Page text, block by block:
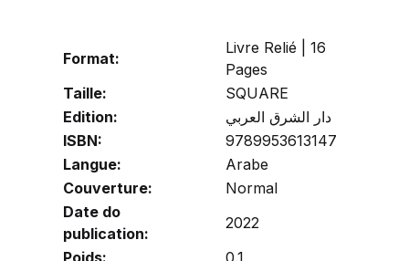
Format:
Livre Relié | 16
Pages
Taille:
SQUARE
Edition:
دار الشرق العربي
ISBN:
9789953613147
Langue:
Arabe
Couverture:
Normal
Date do
publication:
2022
Poids:
0.1